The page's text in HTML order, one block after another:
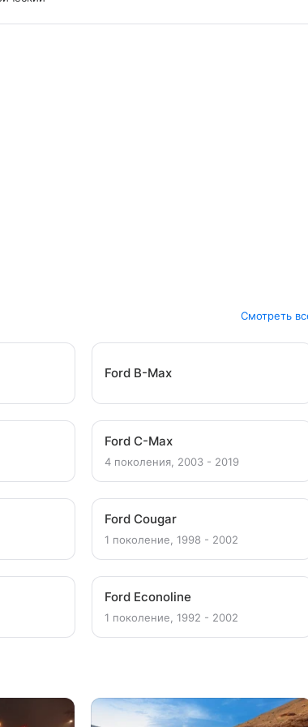
Смотреть
Ford B-Max
Ford C-Max
4 поколения, 2003 - 2019
Ford Cougar
1 поколение, 1998 - 2002
Ford Econoline
1 поколение, 1992 - 2002